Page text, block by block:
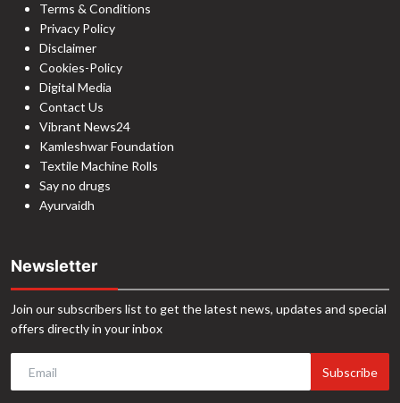
Terms & Conditions
Privacy Policy
Disclaimer
Cookies-Policy
Digital Media
Contact Us
Vibrant News24
Kamleshwar Foundation
Textile Machine Rolls
Say no drugs
Ayurvaidh
Newsletter
Join our subscribers list to get the latest news, updates and special
offers directly in your inbox
Subscribe